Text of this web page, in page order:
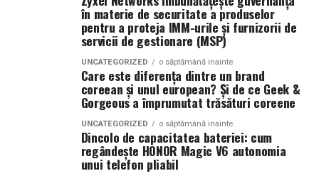
Parfumuri create fără limite
La La Lime, cât șiTropic Thunderfac parte din
, prima colecție Oriflame inspirată din parfumeria
Colecția a fost dezvoltată în colaborare cu Givaudan și
cu noua generație de parfumieri ai școlii sale de
parfumerie. În cadrul unui proiect unic, aceștia au
Oportunitati de finantare
Cooperativele agricole pot avea un acces mai facil la
programele de finantare nationale si europene. In multe
cazuri, proiectele depuse de cooperative sunt incurajate
prin masuri dedicate sau prin punctaje suplimentare in
cadrul unor apeluri de finantare.
Investitiile realizate prin intermediul cooperativei pot
include construirea de depozite, unitati de procesare,
în materie de securitate a produselor
pentru a proteja IMM-urile și furnizorii de
servicii de gestionare (MSP)
UNCATEGORIZED o săptămână inainte
Care este diferența dintre un brand
coreean și unul european? Și de ce Geek &
Gorgeous a împrumutat trăsături coreene
UNCATEGORIZED o săptămână inainte
Dincolo de capacitatea bateriei: cum
regândește HONOR Magic V6 autonomia
unui telefon pliabil